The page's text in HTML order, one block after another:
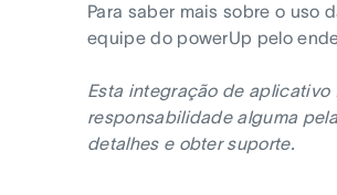
Para saber mais sobre o uso
equipe do powerUp pelo
Esta integração de aplicativo
responsabilidade alguma
detalhes e obter suporte.